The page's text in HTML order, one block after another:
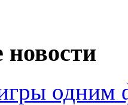
новости
одним